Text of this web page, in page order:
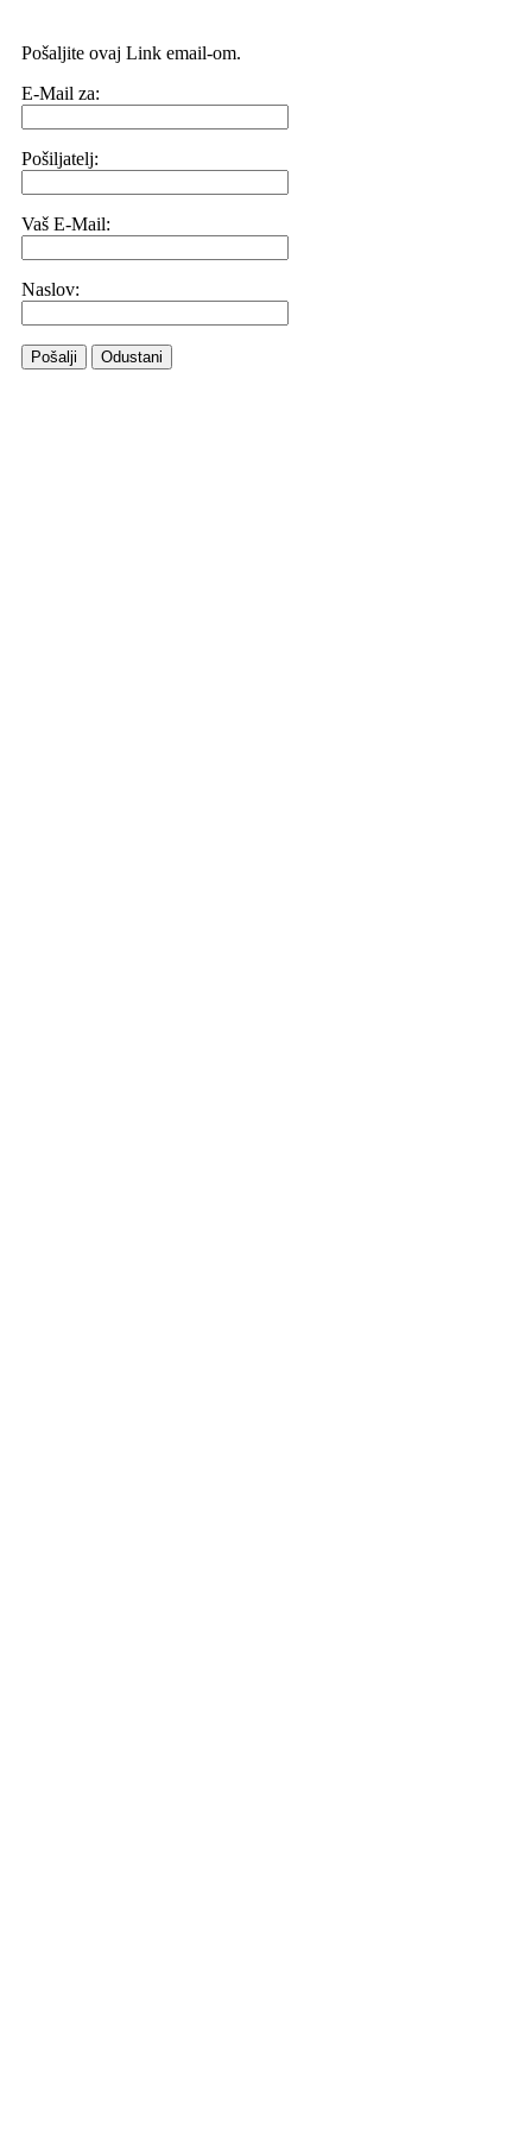
Pošaljite ovaj Link email-om.
E-Mail za:
Pošiljatelj:
Vaš E-Mail:
Naslov:
Pošalji Odustani